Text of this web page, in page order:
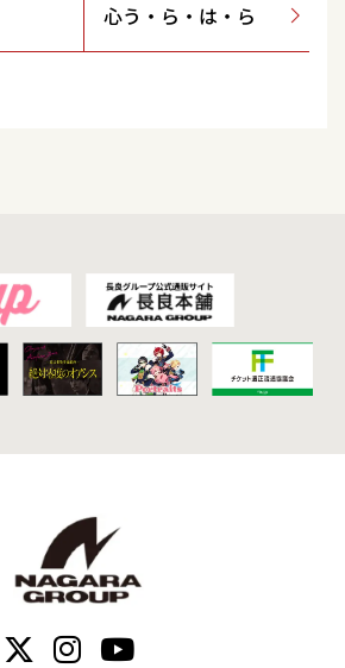
心う・ら・は・ら